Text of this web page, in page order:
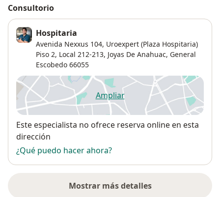
Consultorio
Hospitaria
Avenida Nexxus 104, Uroexpert (Plaza Hospitaria)
Piso 2, Local 212-213, Joyas De Anahuac, General
Escobedo 66055
Ampliarse abre en una nueva
Disponibilidad
Este especialista no ofrece reserva online en esta
dirección
¿Qué puedo hacer ahora?
Mostrar más detalles
sobre la dirección